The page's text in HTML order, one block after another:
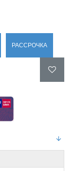
РАССРОЧКА